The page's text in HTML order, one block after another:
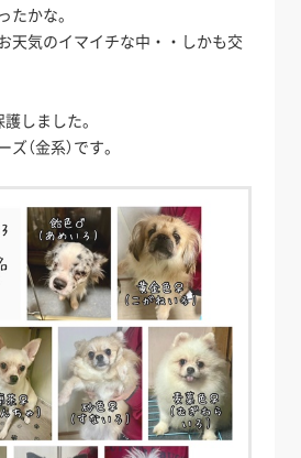
たかな。
天気のイマイチな中・・しかも交
しました。
（金系）です。